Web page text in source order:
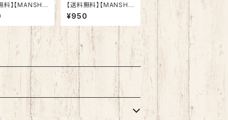
料】【MANSHI
ル 3.4mm 六
器タイル 木
ック モルタル
トドライバ
ドリル 多用
クロスシンニ
工 切れ味抜
効率向上
【送料無料】【MANSHI
N】コンクリートドリル
ドリマル 3.5mm 六
角軸 陶器タイル 木
材 ブロック モルタル
インパクトドライバ
ー 電動ドリル 多用
途ビット クロスシンニ
ング加工 切れ味抜
群 作業効率向上
¥950